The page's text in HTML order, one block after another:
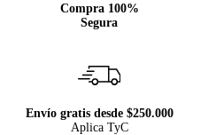
Compra 100%
Segura
Envío gratis desde $250.000
Aplica TyC